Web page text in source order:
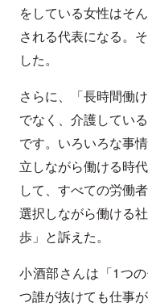
をしている女性はそ
される代表になる。
した。
さらに、「長時間働
でなく、介護してい
です。いろいろな事
立しながら働ける時
して、すべての労働
選択しながら働ける
歩」と訴えた。
小酒部さんは「1つ
つ誰が抜けても仕事